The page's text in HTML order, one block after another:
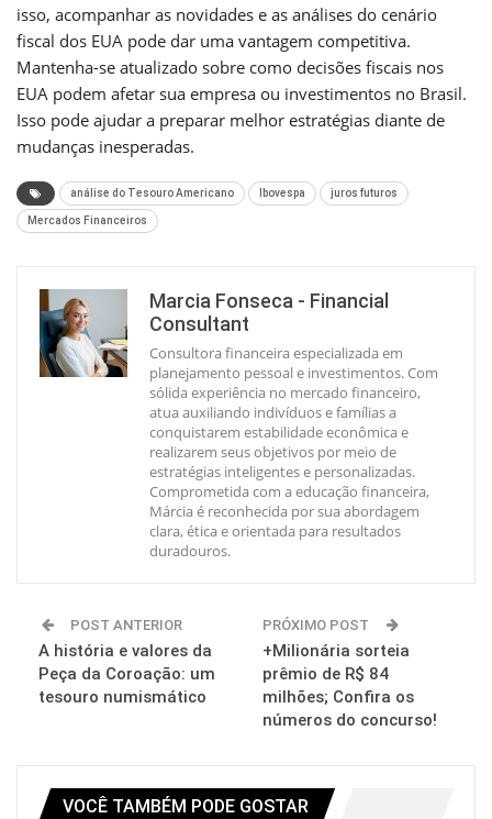
isso, acompanhar as novidades e as análises do cenário
fiscal dos EUA pode dar uma vantagem competitiva.
Mantenha-se atualizado sobre como decisões fiscais nos
EUA podem afetar sua empresa ou investimentos no Brasil.
Isso pode ajudar a preparar melhor estratégias diante de
mudanças inesperadas.
análise do Tesouro Americano Ibovespa juros futuros
Mercados Financeiros
Marcia Fonseca - Financial
Consultant
Consultora financeira especializada em
planejamento pessoal e investimentos. Com
sólida experiência no mercado financeiro,
atua auxiliando indivíduos e famílias a
conquistarem estabilidade econômica e
realizarem seus objetivos por meio de
estratégias inteligentes e personalizadas.
Comprometida com a educação financeira,
Márcia é reconhecida por sua abordagem
clara, ética e orientada para resultados
duradouros.
POST ANTERIOR
A história e valores da
Peça da Coroação: um
tesouro numismático
PRÓXIMO POST
+Milionária sorteia
prêmio de R$ 84
milhões; Confira os
números do concurso!
VOCÊ TAMBÉM PODE GOSTAR